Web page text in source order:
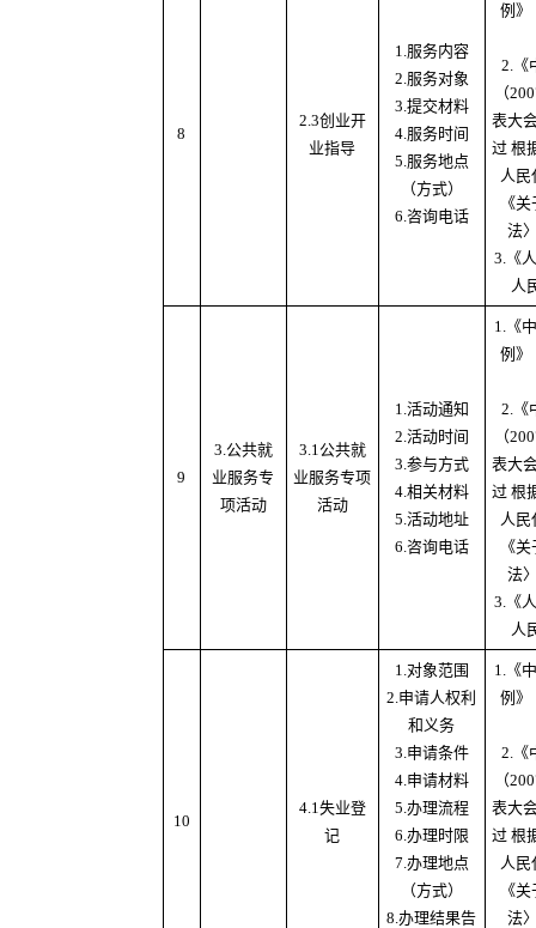
8
2.3创业开
业指导
1.服务内容
2.服务对象
3.提交材料
4.服务时间
5.服务地点
（方式）
6.咨询电话
例》
2.《
（
表大
过 根
人民
《
法
3.《
人
9
3.公共就
业服务专
项活动
3.1公共就
业服务专项
活动
1.活动通知
2.活动时间
3.参与方式
4.相关材料
5.活动地址
6.咨询电话
1.《
例》
2.《
（
表大
过 根
人民
《
法
3.《
人
10
4.1失业登
记
1.对象范围
2.申请人权利
和义务
3.申请条件
4.申请材料
5.办理流程
6.办理时限
7.办理地点
（方式）
8.办理结果告
1.《
例》
2.《
（
表大
过 根
人民
《
法